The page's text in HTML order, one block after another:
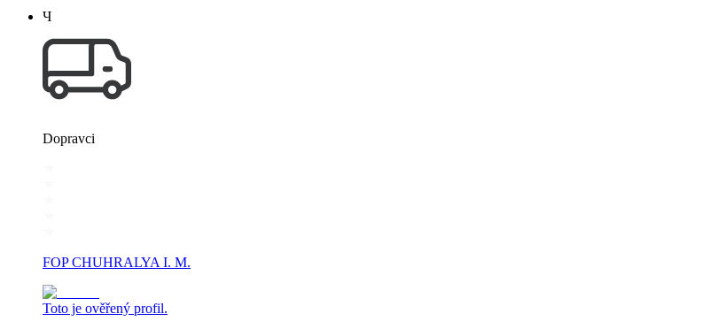
Ч
Dopravci
FOP CHUHRALYA I. M.
Toto je ověřený profil.